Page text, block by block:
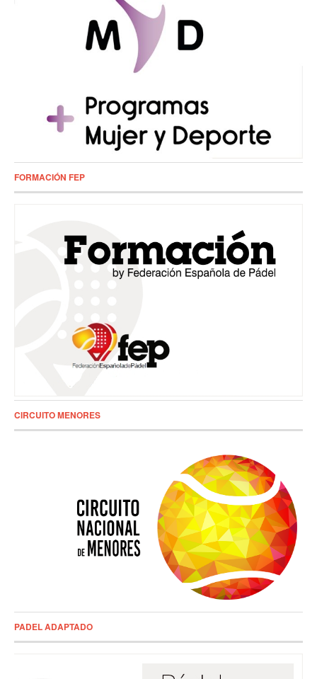
FORMACIÓN FEP
CIRCUITO MENORES
PADEL ADAPTADO